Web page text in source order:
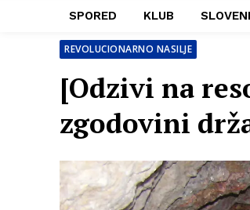
SPORED KLUB
REVOLUCIONARNO NASILJE
[Odzivi na
zgodovini